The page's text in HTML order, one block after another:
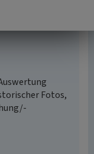
Fotos,